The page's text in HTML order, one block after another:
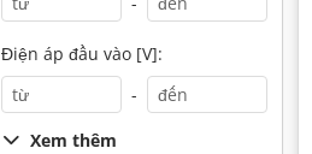
Điện áp đầu vào [V]:
-
Xem thêm